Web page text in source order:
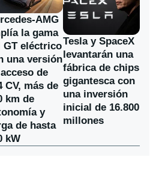
AMG
la gama
GT eléctrico
una versión
de
CV, más de
km de
y
de hasta
kW
Tesla y SpaceX
levantarán una
fábrica de chips
gigantesca con
una inversión
inicial de 16.800
millones